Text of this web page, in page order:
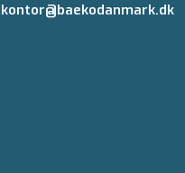
kontor@baekodanmark.dk